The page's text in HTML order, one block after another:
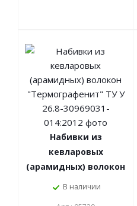
Набивки из
кевларовых
(арамидных) волокон
"Термографенит" ТУ
В наличии